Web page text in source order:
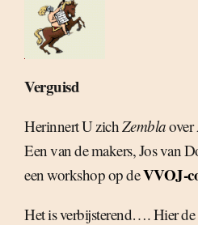
Verguisd
Herinnert U zichZembla
Een van de makers, Jos van
een workshop op deVVOJ-
Het is verbijsterend…. Hier de